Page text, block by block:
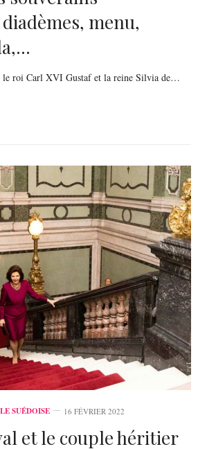
menu,
le roi Carl XVI Gustaf et la reine Silvia de…
SUÉDOISE 16 FÉVRIER 2022
et le couple héritier